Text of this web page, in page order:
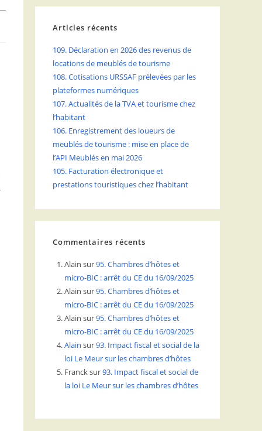
Articles récents
109. Déclaration en 2026 des revenus de
locations de meublés de tourisme
108. Cotisations URSSAF prélevées par les
plateformes numériques
107. Actualités de la TVA et tourisme chez
l’habitant
106. Enregistrement des loueurs de
meublés de tourisme : mise en place de
l’API Meublés en mai 2026
105. Facturation électronique et
prestations touristiques chez l’habitant
Commentaires récents
Alain sur95. Chambres d’hôtes et
micro-BIC : arrêt du CE du 16/09/2025
Alain sur95. Chambres d’hôtes et
micro-BIC : arrêt du CE du 16/09/2025
Alain sur95. Chambres d’hôtes et
micro-BIC : arrêt du CE du 16/09/2025
Alain sur93. Impact fiscal et social de la
loi Le Meur sur les chambres d’hôtes
Francksur93. Impact fiscal et social de
la loi Le Meur sur les chambres d’hôtes